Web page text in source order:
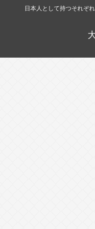
日本人として持つそれぞ